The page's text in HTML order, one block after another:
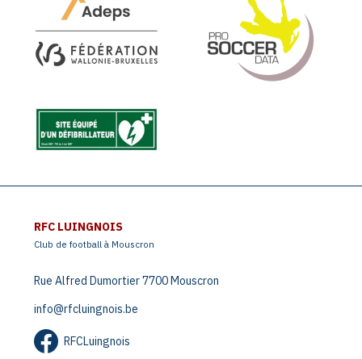
RFC LUINGNOIS
Club de football à Mouscron
Rue Alfred Dumortier 7700 Mouscron
info@rfcluingnois.be
RFCLuingnois